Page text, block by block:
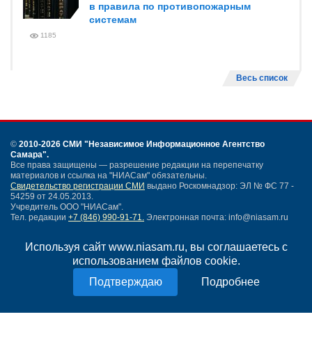
Используя сайт www.niasam.ru, вы соглашаетесь с
использованием файлов cookie.
Подробнее
в правила по противопожарным
системам
1185
Весь список
© 2010-2026 СМИ "Независимое Информационное Агентство
Самара".
Все права защищены — разрешение редакции на перепечатку
материалов и ссылка на "НИАСам" обязательны.
Свидетельство регистрации СМИ выдано Роскомнадзор: ЭЛ № ФС 77 -
54259 от 24.05.2013.
Учредитель ООО "НИАСам".
Тел. редакции +7 (846) 990-91-71. Электронная почта: info@niasam.ru
Карта сайта
Нашли ошибку?
Политика конфиденциальности
Согласие на обработку персональных данных